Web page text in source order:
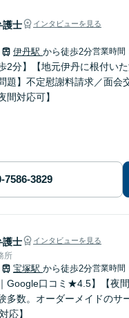
護士 インタビューを見る
伊丹駅 から徒歩2分営業時間
2分】【地元伊丹に根付い
題】不定慰謝料請求／面会
間対応可】
護士 インタビューを見る
所
宝塚駅 から徒歩2分営業時間
Google口コミ★4.5】【夜
多数。オーダーメイドのサ
応】